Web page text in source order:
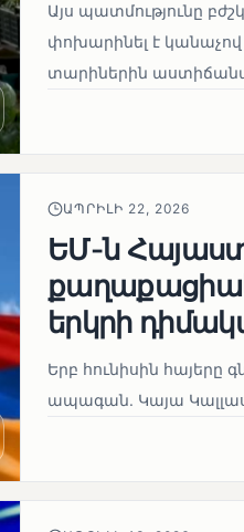
Այս պատմությունը
փոխարինել է կանաչով
տարիներին
ԱՊՐԻԼԻ 22, 2026
ԵՄ-ն
երկրի
Երբ հունիսին հայերը
ապագան. Կայա